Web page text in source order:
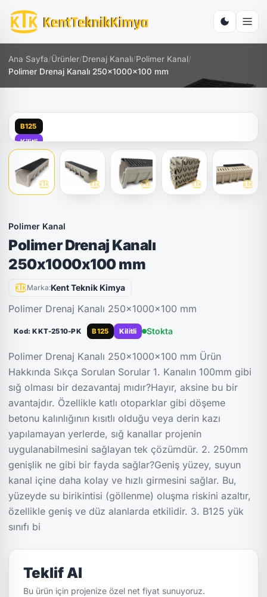
Ana Sayfa/Ürünler/Drenaj Kanalı/Polimer Kanal/
Polimer Drenaj Kanalı 250x1000x100 mm
B125
Kilitli
Polimer Kanal
Polimer Drenaj Kanalı
250x1000x100 mm
Marka:Kent Teknik Kimya
Polimer Drenaj Kanalı 250x1000x100 mm
Kod: KKT-2510-PK B125 Kilitli Stokta
Polimer Drenaj Kanalı 250x1000x100 mm Ürün
Hakkında Sıkça Sorulan Sorular 1. Kanalın 100mm gibi
sığ olması bir dezavantaj mıdır?Hayır, aksine bu bir
avantajdır. Özellikle katlı otoparklar gibi döşeme
betonu kalınlığının kısıtlı olduğu veya derin kazı
yapılamayan yerlerde, sığ kanallar projenin
uygulanabilmesini sağlayan tek çözümdür. 2. 250mm
genişlik ne gibi bir fayda sağlar?Geniş yüzey, suyun
kanal içine daha kolay ve hızlı girmesini sağlar. Bu,
yüzeyde su birikintisi (göllenme) oluşma riskini azaltır,
özellikle geniş ve düz alanlarda etkilidir. 3. B125 yük
sınıfı bi
Teklif Al
Bu ürün için projenize özel net fiyat sunuyoruz.